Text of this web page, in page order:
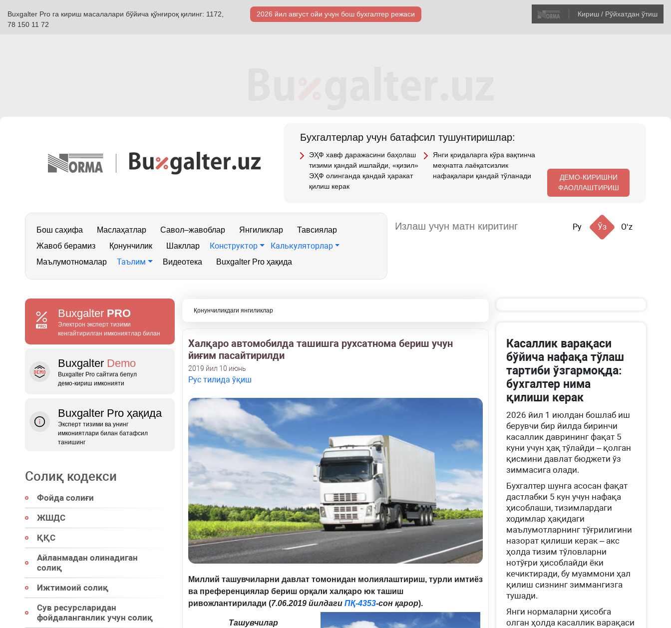
Buxgalter Pro га кириш масалалари бўйича қўнғироқ қилинг: 1172,
78 150 11 72
2026 йил август ойи учун бош бухгалтер режаси Кириш / Рўйхатдан ўтиш
Бухгалтерлар учун батафсил тушунтиришлар:
ЭҲФ хавф даражасини баҳолаш
тизими қандай ишлайди, «қизил»
ЭҲФ олинганда қандай ҳаракат
қилиш керак
Янги қоидаларга кўра вақтинча
меҳнатга лаёқатсизлик
нафақалари қандай тўланади
ДЕМО-КИРИШНИ
ФАОЛЛАШТИРИШ
Бош саҳифа Маслаҳатлар Савол–жавоблар Янгиликлар
Тавсиялар
Жавоб берамиз
Қонунчилик Шакллар Конструктор Калькуляторлар
Маълумотномалар Таълим Видеотека Buxgalter Pro ҳақида
Ру Ўз Oʻz
Buxgalter PRO
Электрон эксперт тизими
кенгайтирилган имкониятлар билан
Buxgalter Demo
Buxgalter Pro сайтига бепул
демо‑кириш имконияти
Buxgalter Pro ҳақида
Эксперт тизими ва унинг
имкониятлари билан батафсил
танишинг
Солиқ кодекси
Фойда солиғи
ЖШДС
ҚҚС
Айланмадан олинадиган
солиқ
Ижтимоий солиқ
Сув ресурсларидан
фойдаланганлик учун солиқ
Қонунчиликдаги янгиликлар
Халқаро автомобилда ташишга рухсатнома бериш учун
йиғим пасайтирилди
2019 йил 10 июнь
Рус тилида ўқиш
Миллий ташувчиларни давлат томонидан молиялаштириш, турли имтиёз
ва преференциялар бериш орқали халқаро юк ташиш
ривожлантирилади (7.06.2019 йилдаги ПҚ-4353-сон қарор).
Ташувчилар
Касаллик варақаси
бўйича нафақа тўлаш
тартиби ўзгармоқда:
бухгалтер нима
қилиши керак
2026 йил 1 июлдан бошлаб иш
берувчи бир йилда биринчи
касаллик даврининг фақат 5
куни учун ҳақ тўлайди – қолган
қисмини давлат бюджети ўз
зиммасига олади.
Бухгалтер шунга асосан фақат
дастлабки 5 кун учун нафақа
ҳисоблаши, тизимлардаги
ходимлар ҳақидаги
маълумотларнинг тўғрилигини
назорат қилиши керак – акс
ҳолда тизим тўловларни
нотўғри ҳисоблайди ёки
кечиктиради, бу муаммони ҳал
қилиш сизнинг зиммангизга
тушади.
Янги нормаларни ҳисобга
олган ҳолда касаллик варақаси